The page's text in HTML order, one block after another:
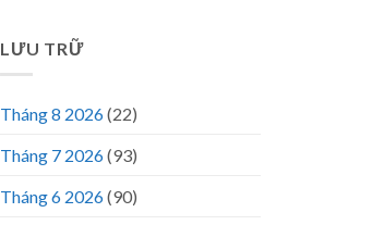
LƯU TRỮ
Tháng 8 2026(22)
Tháng 7 2026(93)
Tháng 6 2026(90)